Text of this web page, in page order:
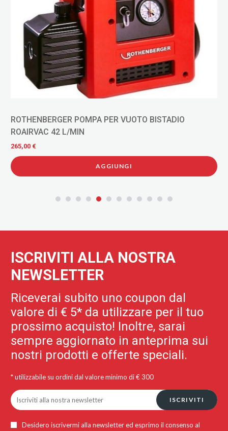
ROTHENBERGER POMPA PER VUOTO BISTADIO
ROAIRVAC 42 L/MIN
265,00 €
AGGIUNGI
ISCRIVITI ALLA NOSTRA
NEWSLETTER
Riceverai subito uno coupon dal
valore di € 5* da utilizzare per il tuo
prossimo acquisto! Inoltre, sarai
sempre aggiornato in anteprima sui
nostri prodotti e offerte speciali.
* utilizzabile su ordini dal valore minimo di € 300
ISCRIVITI
Desidero iscrivermi alla newsletter ed esprimo il consenso al